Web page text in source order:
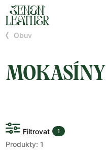
Obuv
MOKASÍNY
Filtrovat 1
Produkty: 1